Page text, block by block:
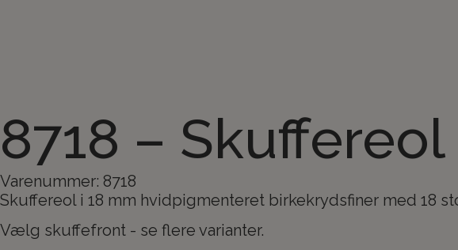
8718 –
Varenummer: 8718
Skuffereol i 18 mm hvidpigmenteret birkekrydsfiner med 18
Vælg skuffefront - se flere varianter.